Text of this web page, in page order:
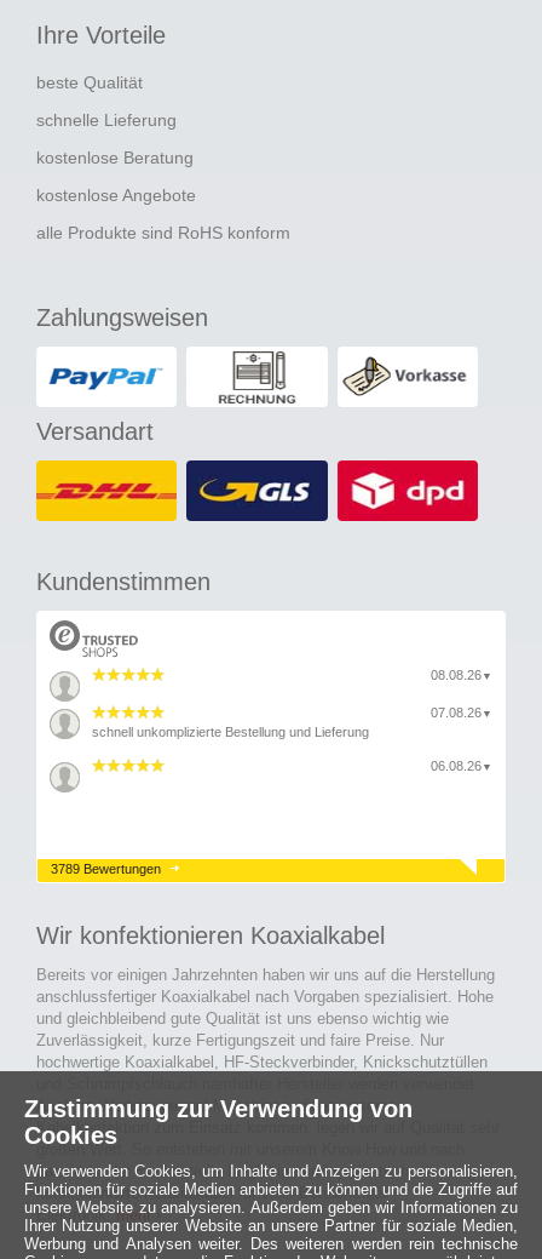
Ihre Vorteile
beste Qualität
schnelle Lieferung
kostenlose Beratung
kostenlose Angebote
alle Produkte sind RoHS konform
Zahlungsweisen
Versandart
Kundenstimmen
08.08.26 ▼
07.08.26 ▼
schnell unkomplizierte Bestellung und Lieferung
06.08.26 ▼
3789 Bewertungen
Wir konfektionieren Koaxialkabel
Bereits vor einigen Jahrzehnten haben wir uns auf die Herstellung
anschlussfertiger Koaxialkabel nach Vorgaben spezialisiert. Hohe
und gleichbleibend gute Qualität ist uns ebenso wichtig wie
Zuverlässigkeit, kurze Fertigungszeit und faire Preise. Nur
hochwertige Koaxialkabel, HF-Steckverbinder, Knickschutztüllen
Auch an Werkzeuge und Maschinen, die in unserer
Kabelkonfektion zum Einsatz kommen, legen wir auf Qualität sehr
großen Wert. So entstehen mit unserem Know-How und nach
passieren der Endkontrolle langlebige und qualitativ hochwertige
konfektionierte Koaxialkabel für viele Bereiche der
Elektronik.mehr ›
Zustimmung zur Verwendung von
Cookies
Wir verwenden Cookies, um Inhalte und Anzeigen zu personalisieren,
Funktionen für soziale Medien anbieten zu können und die Zugriffe auf
unsere Website zu analysieren. Außerdem geben wir Informationen zu
Ihrer Nutzung unserer Website an unsere Partner für soziale Medien,
Werbung und Analysen weiter. Des weiteren werden rein technische